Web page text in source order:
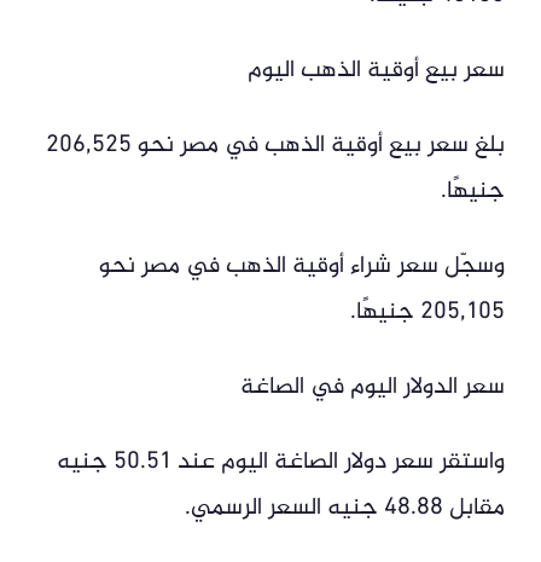
سعر بيع أوقية الذهب اليوم
بلغ سعر بيع أوقية الذهب في مصر نحو 206,525
جنيهًا.
وسجّل سعر شراء أوقية الذهب في مصر نحو
205,105 جنيهًا.
سعر الدولار اليوم في الصاغة
واستقر سعر دولار الصاغة اليوم عند 50.51 جنيه
مقابل 48.88 جنيه السعر الرسمي.